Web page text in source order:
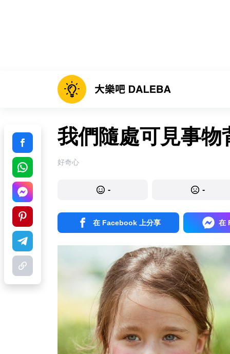
我們隨處可見事物
好奇心
- -
在 Facebook 上分享 在